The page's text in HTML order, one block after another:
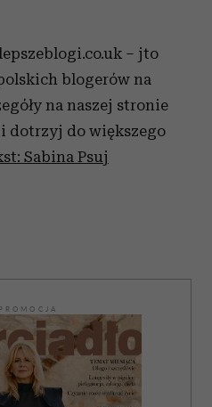
– jto
blogerów na
na naszej stronie
dotrzyj do większego
Sabina Psuj